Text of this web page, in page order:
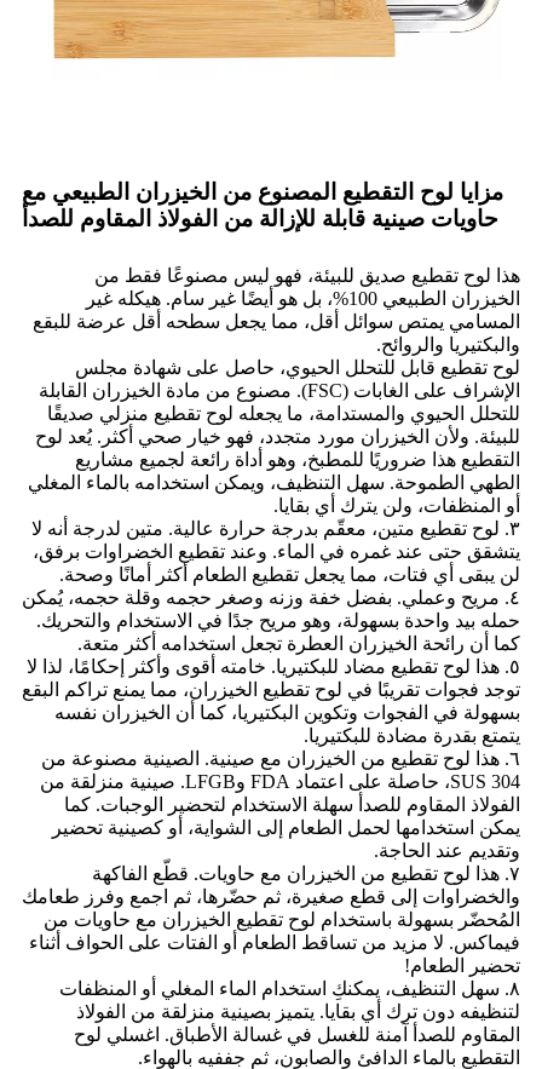
مزايا لوح التقطيع المصنوع من الخيزران الطبيعي مع
حاويات صينية قابلة للإزالة من الفولاذ المقاوم للصدأ
هذا لوح تقطيع صديق للبيئة، فهو ليس مصنوعًا فقط من
الخيزران الطبيعي 100%، بل هو أيضًا غير سام. هيكله غير
المسامي يمتص سوائل أقل، مما يجعل سطحه أقل عرضة للبقع
والبكتيريا والروائح.
لوح تقطيع قابل للتحلل الحيوي، حاصل على شهادة مجلس
الإشراف على الغابات (FSC). مصنوع من مادة الخيزران القابلة
للتحلل الحيوي والمستدامة، ما يجعله لوح تقطيع منزلي صديقًا
للبيئة. ولأن الخيزران مورد متجدد، فهو خيار صحي أكثر. يُعد لوح
التقطيع هذا ضروريًا للمطبخ، وهو أداة رائعة لجميع مشاريع
الطهي الطموحة. سهل التنظيف، ويمكن استخدامه بالماء المغلي
أو المنظفات، ولن يترك أي بقايا.
٣. لوح تقطيع متين، معقّم بدرجة حرارة عالية. متين لدرجة أنه لا
يتشقق حتى عند غمره في الماء. وعند تقطيع الخضراوات برفق،
لن يبقى أي فتات، مما يجعل تقطيع الطعام أكثر أمانًا وصحة.
٤. مريح وعملي. بفضل خفة وزنه وصغر حجمه وقلة حجمه، يُمكن
حمله بيد واحدة بسهولة، وهو مريح جدًا في الاستخدام والتحريك.
كما أن رائحة الخيزران العطرة تجعل استخدامه أكثر متعة.
٥. هذا لوح تقطيع مضاد للبكتيريا. خامته أقوى وأكثر إحكامًا، لذا لا
توجد فجوات تقريبًا في لوح تقطيع الخيزران، مما يمنع تراكم البقع
بسهولة في الفجوات وتكوين البكتيريا، كما أن الخيزران نفسه
يتمتع بقدرة مضادة للبكتيريا.
٦. هذا لوح تقطيع من الخيزران مع صينية. الصينية مصنوعة من
SUS 304، حاصلة على اعتماد FDA وLFGB. صينية منزلقة من
الفولاذ المقاوم للصدأ سهلة الاستخدام لتحضير الوجبات. كما
يمكن استخدامها لحمل الطعام إلى الشواية، أو كصينية تحضير
وتقديم عند الحاجة.
٧. هذا لوح تقطيع من الخيزران مع حاويات. قطّع الفاكهة
والخضراوات إلى قطع صغيرة، ثم حضّرها، ثم اجمع وفرز طعامك
المُحضّر بسهولة باستخدام لوح تقطيع الخيزران مع حاويات من
فيماكس. لا مزيد من تساقط الطعام أو الفتات على الحواف أثناء
تحضير الطعام!
٨. سهل التنظيف، يمكنكِ استخدام الماء المغلي أو المنظفات
لتنظيفه دون ترك أي بقايا. يتميز بصينية منزلقة من الفولاذ
المقاوم للصدأ آمنة للغسل في غسالة الأطباق. اغسلي لوح
التقطيع بالماء الدافئ والصابون، ثم جففيه بالهواء.